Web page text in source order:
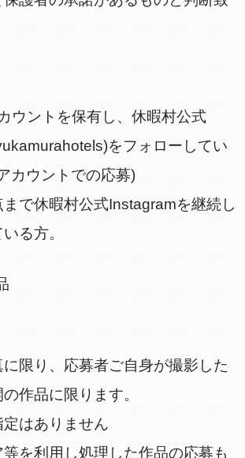
ウントを保有し、休暇村公式
をフォローしてい
カウントでの応募)
まで休暇村公式Instagramを継続し
る方。
に限り、応募者ご自身が撮影した
作品に限ります。
定はありません
等を利用し処理した作品の応募も